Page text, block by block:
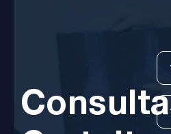
Consulta